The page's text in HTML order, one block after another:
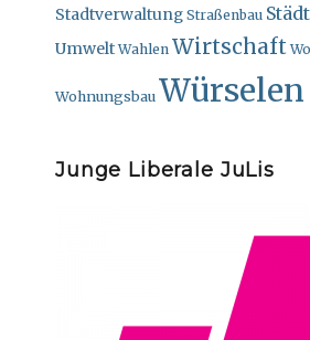
Stadtverwaltung Straßenbau
Umwelt Wahlen Wirtschaft
WohnungsbauWürselen
Junge Liberale JuLis